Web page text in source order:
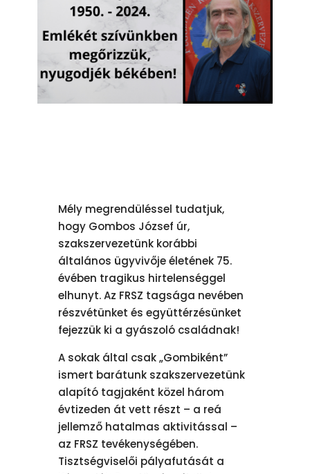
Mély megrendüléssel tudatjuk,
hogy Gombos József úr,
szakszervezetünk korábbi
általános ügyvivője életének 75.
évében tragikus hirtelenséggel
elhunyt. Az FRSZ tagsága nevében
részvétünket és együttérzésünket
fejezzük ki a gyászoló családnak!
A sokak által csak „Gombiként”
ismert barátunk szakszervezetünk
alapító tagjaként közel három
évtizeden át vett részt – a reá
jellemző hatalmas aktivitással –
az FRSZ tevékenységében.
Tisztségviselői pályafutását a